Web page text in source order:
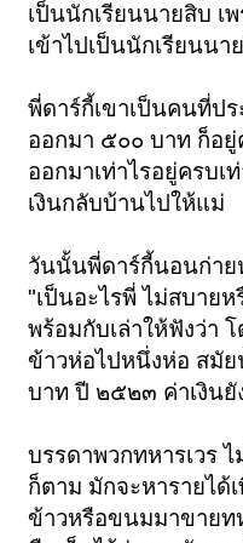
เป็นนักเรียนนายสิบ เ
เข้าไปเป็นนักเรียนน
พี่ดาร์กี้เขาเป็นคนที่ปร
ออกมา ๕๐๐ บาท ก็อ
ออกมาเท่าไรอยู่ครบ
เงินกลับบ้านไปให้แม่
วันนั้นพี่ดาร์กี้นอนก่าย
"เป็นอะไรพี่ ไม่สบาย
พร้อมกับเล่าให้ฟังว่า
ข้าวห่อไปหนึ่งห่อ สมั
บาท ปี ๒๕๒๓ ค่าเงิน
บรรดาพวกทหารเวร ไ
ก็ตาม มักจะหารายได้
ข้าวหรือขนมมาขายท